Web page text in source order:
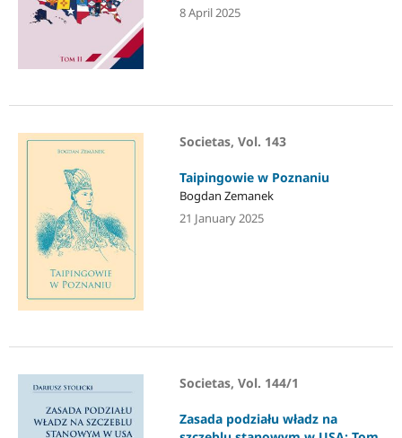
8 April 2025
Societas, Vol. 143
Taipingowie w Poznaniu
Bogdan Zemanek
21 January 2025
Societas, Vol. 144/1
Zasada podziału władz na